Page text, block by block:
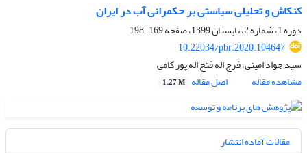
کنکاش و تحلیلی سیاستی بر حکمرانی آب در ایران
دوره 1، شماره 2، تابستان 1399، صفحه
169-198
10.22034/pbr.2020.104647
سید جواد امینی، فرج اله فتح اله پور کامی
مشاهده مقاله
اصل مقاله 1.27 M
مقالات آماده انتشار